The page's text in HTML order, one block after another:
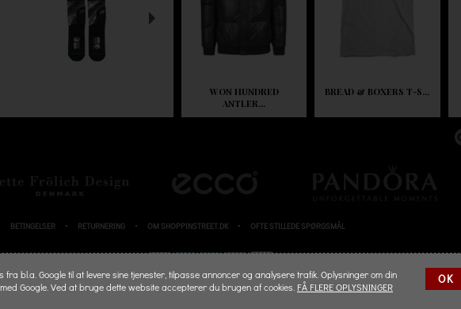
WON HUNDRED
ANTLER...
BREAD & BOXERS T-S...
BETINGELSER RETURNERING OM SHOPPINSTREET.DK OFTE STILLEDE SPØRGSMÅL
BETALINGSKORT
© 2026 SHOPPINSTREET.DK - ALL RIGHTS RESERVED.
fra bl.a. Google til at levere sine tjenester, tilpasse annoncer og analysere trafik. Oplysninger om din
Google. Ved at bruge dette website accepterer du brugen af cookies. FÅ FLERE OPLYSNINGER
OK